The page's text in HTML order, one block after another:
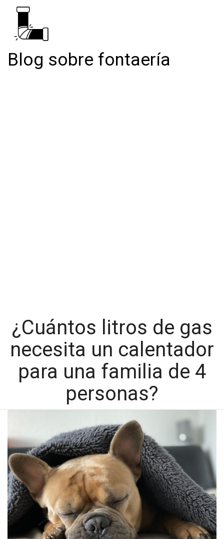
Blog sobre fontaería
¿Cuántos litros de gas
necesita un calentador
para una familia de 4
personas?